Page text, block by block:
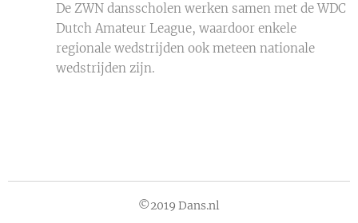
De ZWN dansscholen werken samen met de WDC
Dutch Amateur League, waardoor enkele
regionale wedstrijden ook meteen nationale
wedstrijden zijn.
©2019 Dans.nl